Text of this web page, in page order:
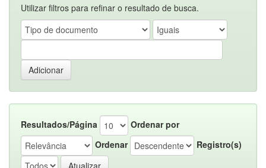
Utilizar filtros para refinar o resultado de busca.
Resultados/Página
Ordenar por
Ordenar
Registro(s)